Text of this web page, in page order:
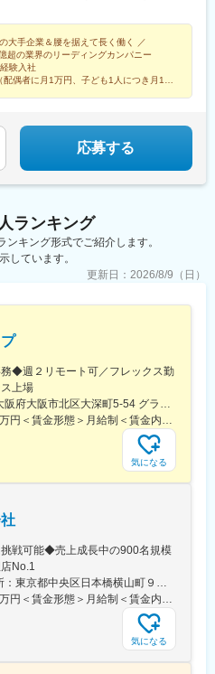
/大分県/宮崎県/鹿児島県＜マイカー通
務地により異なります。
、金上駅、鹿島神宮駅、石岡駅、常
、大桑駅(栃木県)、小山駅、足利駅、
駅、矢板駅、那須塩原駅、北高崎
県)、八木原駅、前橋大島駅、吉野原
、草加駅、北越谷駅、藤の牛島駅、
)、児玉駅、東千葉駅、西白井駅、み
駅、八千代緑が丘駅、南柏駅、野田
領駅、武蔵小金井駅、柴崎体育館駅、
センター駅、西武立川駅、新川崎
厚木駅、緑町駅、湘南深沢駅、南林
岡駅、白山駅(新潟県)、新発田駅、東
)、越前新保駅、南甲府駅、北長野
中軽井沢駅、渚駅(長野県)、鼎駅、北
錦駅、草津駅(滋賀県)、彦根口駅、上
駅、扇町駅(大阪府)、千里中央駅(大
川駅(大阪府)、大和田駅(大阪府)、寝
阪府)、喜志駅、石津川駅、和泉中央
口駅、加太駅(和歌山県)、武庫之荘
郷駅、石生駅、山陽姫路駅、千本
野駅(兵庫県)、郡山駅(奈良県)、橿原
歌山県)、藤並駅、紀伊田辺駅、下井
藤駅、東松江駅(島根県)、備前西市
田駅(岡山県)、福山駅、三原駅、東尾
安芸阿賀駅、山陽女学園前駅、東広
防府駅、山口駅(山口県)、岩鼻駅、阿
宇多津駅、市坪駅、新居浜駅、唐浜
駅、石田駅、井尻駅、柚須駅、大野
町駅(福岡県)、五郎丸駅、味坂駅、佐
、早岐駅、熊本高専前駅、健軍校前
駅、上塩屋駅、首里駅、てだこ浦西
田駅、東京駅、亀戸駅、新馬場駅、西
、上諸江駅、甲斐住吉駅、下山村
、天満駅、諏訪ノ森駅、清児駅、竈
再春医療センター前駅、神水交差点
大手企業＆腰を据えて長く働く ／
超の業界のリーディングカンパニー
験入社
偶者に月1万円、子ども1人につき月1万
応募する
ランキング
キング形式でご紹介します。
しています。
更新日： 2026/8/9（日）
務◆週２リモート可／フレックス勤
上場
＜勤務地詳細＞本社住所：大阪府大阪市北区大深町5-54 グラングリーン大阪南館ゲートタワー13F勤務地最寄駅：各線／梅田駅受動喫煙対策：屋内全面禁煙変更の範囲：会社の定める事業所（リモートワーク含む）
＜予定年収＞340万円～400万円＜賃金形態＞月給制＜賃金内訳＞月額（基本給）：200,000円～235,000円＜月給＞200,000円～235,000円＜昇給有無＞有＜残業手当＞有＜給与補足＞御経験・スキル・前職の給与を考慮の上決定します。■昇給：年1回（4月）賃金はあくまでも目安の金額であり、選考を通じて上下する可能性があります。月給(月額)は固定手当を含めた表記です。
気になる
挑戦可能◆売上成長中の900名規模
No.1
＜勤務地詳細＞本社別館住所：東京都中央区日本橋横山町９－１２ 受動喫煙対策：屋内全面禁煙変更の範囲：会社の定める事業所
＜予定年収＞450万円～650万円＜賃金形態＞月給制＜賃金内訳＞月額（基本給）：226,000円～385,000円その他固定手当/月：15,000円＜月給＞241,000円～400,000円＜昇給有無＞有＜残業手当＞有＜給与補足＞※能力・経験により同社規定に則り決定します■昇給：年1回（7月）■賞与：年2回（7月・12月）賃金はあくまでも目安の金額であり、選考を通じて上下する可能性があります。月給(月額)は固定手当を含めた表記です。
気になる